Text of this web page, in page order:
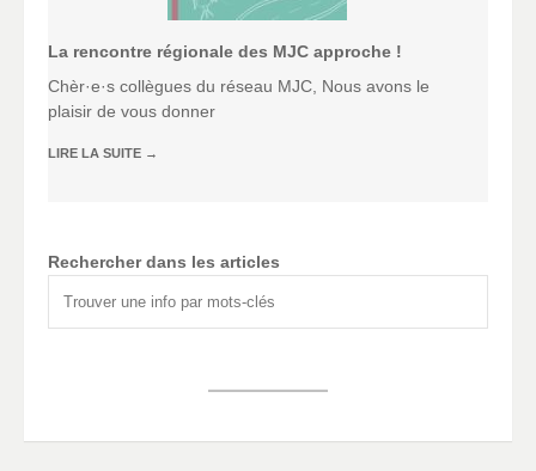
La rencontre régionale des MJC approche !
Chèr·e·s collègues du réseau MJC, Nous avons le
plaisir de vous donner
LIRE LA SUITE →
Rechercher dans les articles